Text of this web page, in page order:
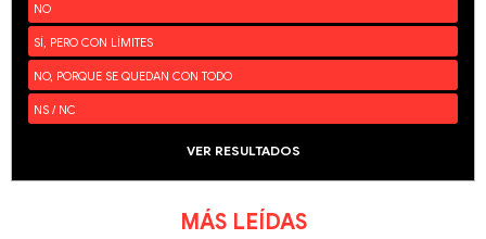
NO
SÍ, PERO CON LÍMITES
NO, PORQUE SE QUEDAN CON TODO
NS / NC
VER RESULTADOS
MÁS LEÍDAS